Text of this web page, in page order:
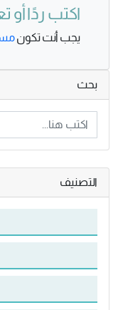
اكتب ردًا أو
يجب أنت تكون
بحث
التصنيف